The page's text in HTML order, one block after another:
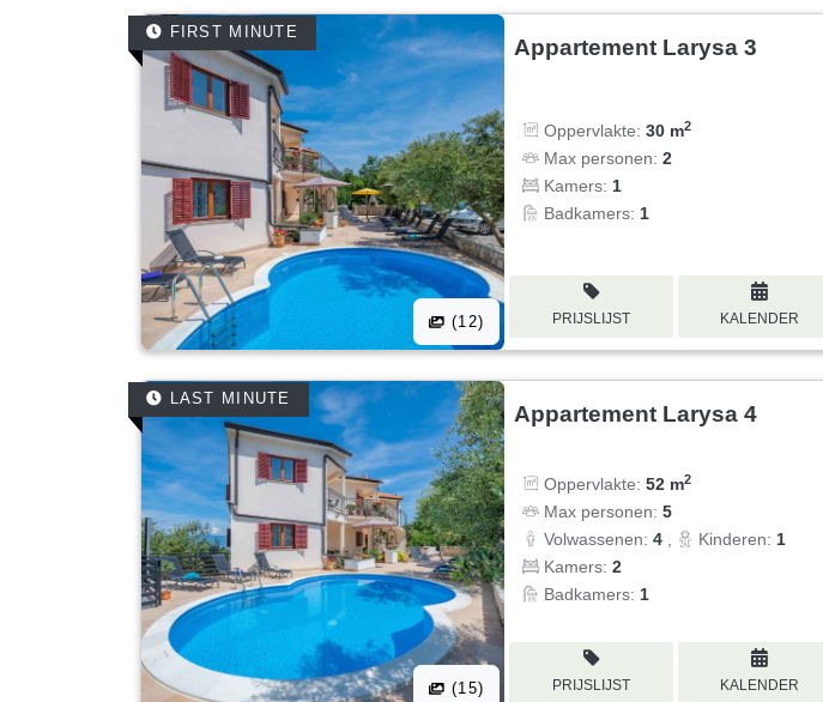
FIRST MINUTE
(12)
Appartement Larysa 3
Oppervlakte:30 m2
Max personen:2
Kamers:1
Badkamers:1
PRIJSLIJST KALENDER
LAST MINUTE
(15)
Appartement Larysa 4
Oppervlakte:52 m2
Max personen:5
Volwassenen:4 Kinderen: 1
Kamers:2
Badkamers: 1
PRIJSLIJST KALENDER